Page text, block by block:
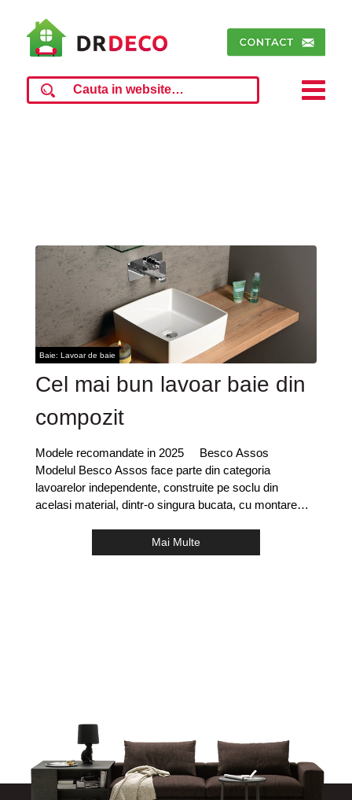
Baie: Lavoar de baie
Cel mai bun lavoar baie din
compozit
Modele recomandate in 2025 Besco Assos
Modelul Besco Assos face parte din categoria
lavoarelor independente, construite pe soclu din
acelasi material, dintr-o singura bucata, cu montare
Mai Multe